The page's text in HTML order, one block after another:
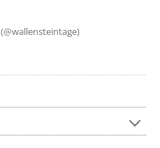
(@wallensteintage)